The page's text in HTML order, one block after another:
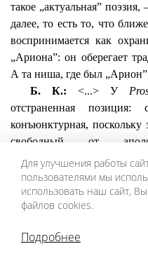
такое „актуальная”
далее, то есть то, что
воспринимается как
„Ариона”: он оберегает
А та ниша, где был „Арион
Б. К.: <...> У
отстраненная
конъюнктурная, поскольку
свободный от
ориентированным на
другой — строгая и
нравится критика
демонстрирует все же,
возможно, этот журнал
анализа процесса.
Для улучшения работы
пользователями мы
использовать наш сайт,
файлов cookies.
Подробнее